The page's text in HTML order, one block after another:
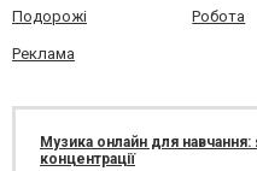
Подорожі Робота
Реклама
Музика онлайн для
концентрації